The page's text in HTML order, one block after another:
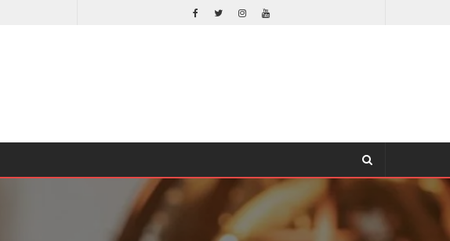
LA NOCHE DEL DEMONIO: ESTÁN ENTRE NOSOTROS – TRAILER FINAL